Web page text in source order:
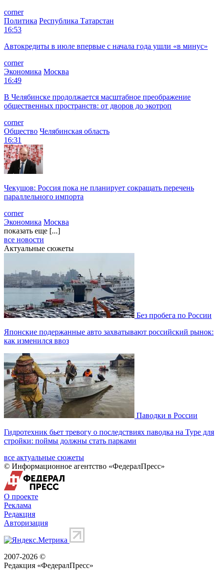
corner
Политика Республика Татарстан
16:53
Автокредиты в июле впервые с начала года ушли «в минус»
corner
Экономика Москва
16:49
В Челябинске продолжается масштабное преображение
общественных пространств: от дворов до экотроп
corner
Общество Челябинская область
16:31
Чекушов: Россия пока не планирует сокращать перечень
параллельного импорта
corner
Экономика Москва
показать еще [...]
все новости
Актуальные сюжеты
Без пробега по России
Японские подержанные авто захватывают российский рынок:
как изменился ввоз
Паводки в России
Гидротехник бьет тревогу о последствиях паводка на Туре для
стройки: поймы должны стать парками
все актуальные сюжеты
© Информационное агентство «ФедералПресс»
О проекте
Реклама
Редакция
Авторизация
2007-2026 ©
Редакция «ФедералПресс»